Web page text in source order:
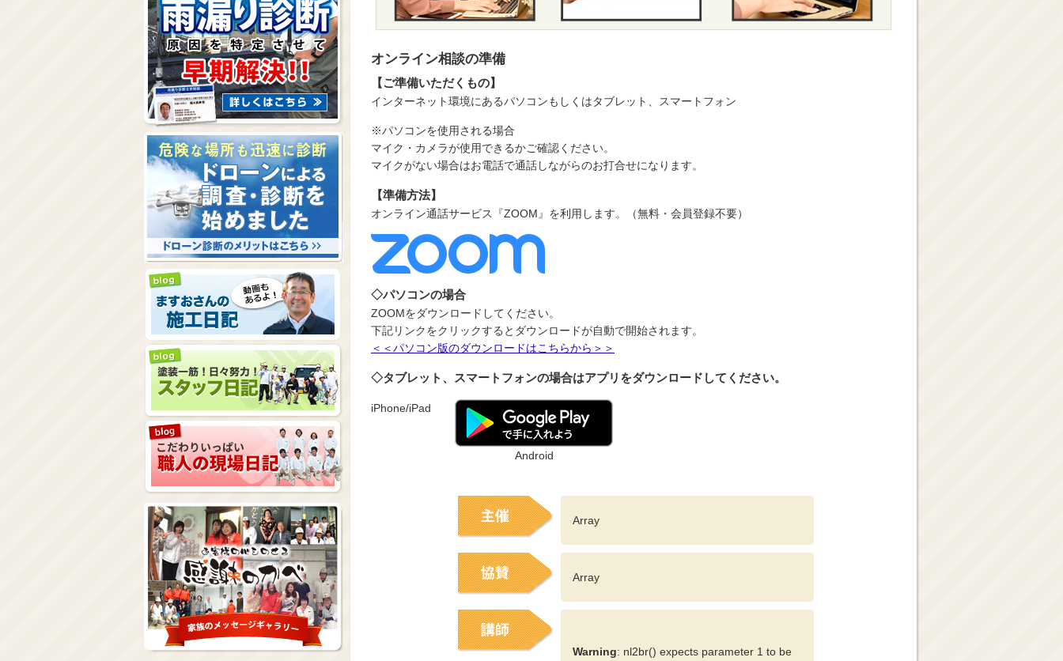
オンライン相談の準備
【ご準備いただくもの】
インターネット環境にあるパソコンもしくはタブレット、スマートフォン
※パソコンを使用される場合
マイク・カメラが使用できるかご確認ください。
マイクがない場合はお電話で通話しながらのお打合せになります。
【準備方法】
オンライン通話サービス『ZOOM』を利用します。（無料・会員登録不要）
◇パソコンの場合
ZOOMをダウンロードしてください。
下記リンクをクリックするとダウンロードが自動で開始されます。
＜＜パソコン版のダウンロードはこちらから＞＞
◇タブレット、スマートフォンの場合はアプリをダウンロードしてください。
iPhone/iPad
Android
Array
Array
Warning: nl2br() expects parameter 1 to be